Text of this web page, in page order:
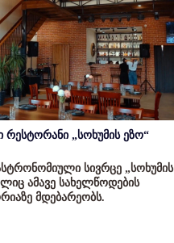
რესტორანი „სოხუმის ეზო“
სივრცე „სოხუმის
ამავე სახელწოდების
მდებარეობს.